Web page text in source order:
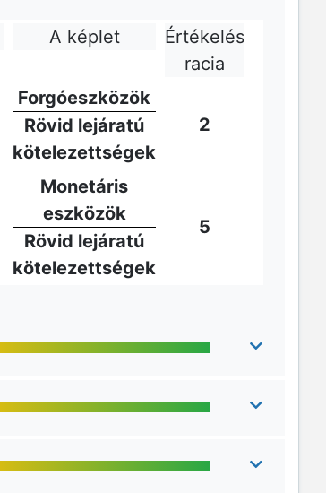
A képlet
Értékelés
racia
Forgóeszközök
Rövid lejáratú
kötelezettségek
2
Monetáris
eszközök
Rövid lejáratú
kötelezettségek
5